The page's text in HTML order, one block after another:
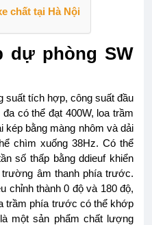
chất tại Hà Nội
dự phòng SW
suất tích hợp, công suất đầu
có thể đạt 400W, loa trầm
kép bằng màng nhôm và dải
chìm xuống 38Hz. Có thể
số thấp bằng ddieuf khiển
âm thanh phía trước.
chỉnh thành 0 độ và 180 độ,
trầm phía trước có thể khớp
một sản phẩm chất lượng